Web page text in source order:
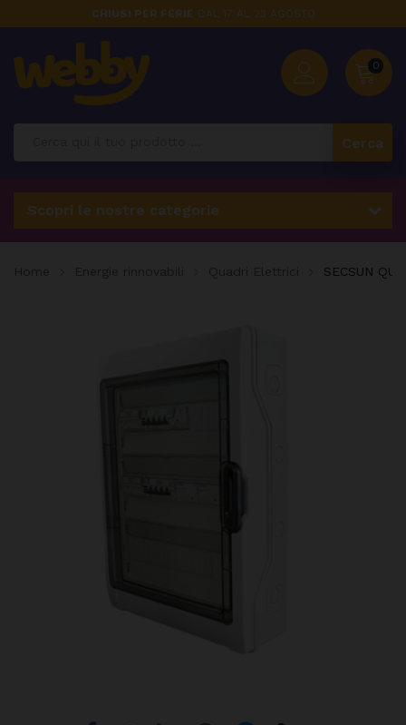
CHIUSI PER FERIE DAL 17 AL 23 AGOSTO
0
Cerca
Scopri le nostre categorie
SECSUN